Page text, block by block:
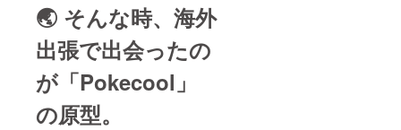
🌏 そんな時、海外
出張で出会ったの
が「Pokecool」
の原型。